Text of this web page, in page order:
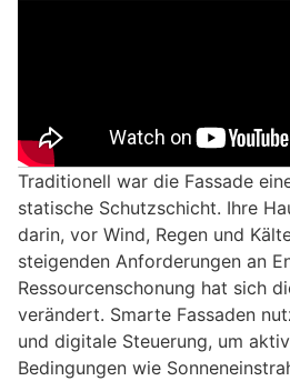
Traditionell war die Fassade
statische Schutzschicht. Ihre
darin, vor Wind, Regen und
steigenden Anforderungen an
Ressourcenschonung hat sich
verändert. Smarte Fassaden
und digitale Steuerung, um
Bedingungen wie